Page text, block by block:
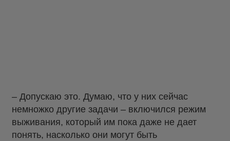
– Допускаю это. Думаю, что у них сейчас
немножко другие задачи – включился режим
выживания, который им пока даже не дает
понять, насколько они могут быть